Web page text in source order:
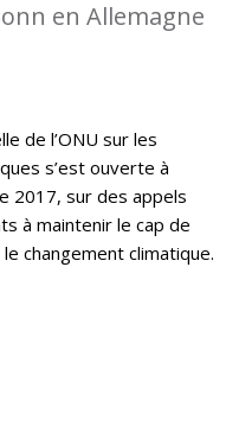
en Allemagne
de l’ONU sur les
s’est ouverte à
2017, sur des appels
à maintenir le cap de
changement climatique.